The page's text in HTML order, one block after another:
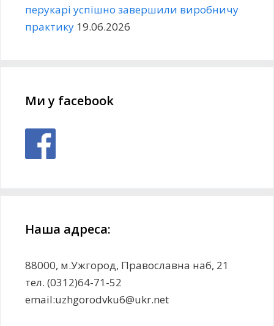
перукарі успішно завершили виробничу
практику 19.06.2026
Ми у facebook
Наша адреса:
88000, м.Ужгород, Православна наб, 21
тел. (0312)64-71-52
email:uzhgorodvku6@ukr.net